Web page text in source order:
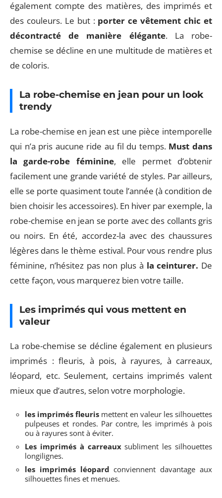
également compte des matières, des imprimés et
des couleurs. Le but : porter ce vêtement chic et
décontracté de manière élégante. La robe-
chemise se décline en une multitude de matières et
de coloris.
La robe-chemise en jean pour un look
trendy
La robe-chemise en jean est une pièce intemporelle
qui n’a pris aucune ride au fil du temps. Must dans
la garde-robe féminine, elle permet d’obtenir
facilement une grande variété de styles. Par ailleurs,
elle se porte quasiment toute l’année (à condition de
bien choisir les accessoires). En hiver par exemple, la
robe-chemise en jean se porte avec des collants gris
ou noirs. En été, accordez-la avec des chaussures
légères dans le thème estival. Pour vous rendre plus
féminine, n’hésitez pas non plus à la ceinturer. De
cette façon, vous marquerez bien votre taille.
Les imprimés qui vous mettent en
valeur
La robe-chemise se décline également en plusieurs
imprimés : fleuris, à pois, à rayures, à carreaux,
léopard, etc. Seulement, certains imprimés valent
mieux que d’autres, selon votre morphologie.
les imprimés fleuris mettent en valeur les silhouettes
pulpeuses et rondes. Par contre, les imprimés à pois
ou à rayures sont à éviter.
Les imprimés à carreauxsubliment les silhouettes
longilignes.
les imprimés léopard conviennent davantage aux
silhouettes fines et menues.